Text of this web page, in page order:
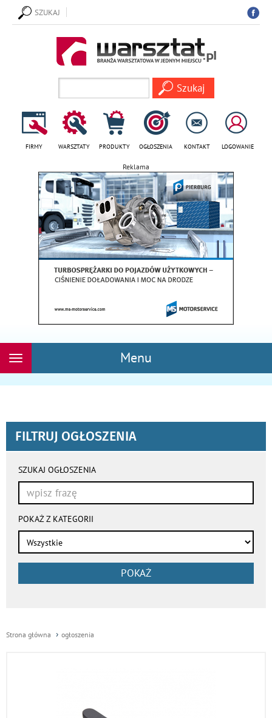
SZUKAJ
FIRMY WARSZTATY PRODUKTY OGŁOSZENIA KONTAKT LOGOWANIE
Reklama
Menu
Rozwiń
FILTRUJ OGŁOSZENIA
wyszukiwania
automatycznie
SZUKAJ OGŁOSZENIA
POKAŻ Z KATEGORII
POKAŻ
Strona główna ogłoszenia